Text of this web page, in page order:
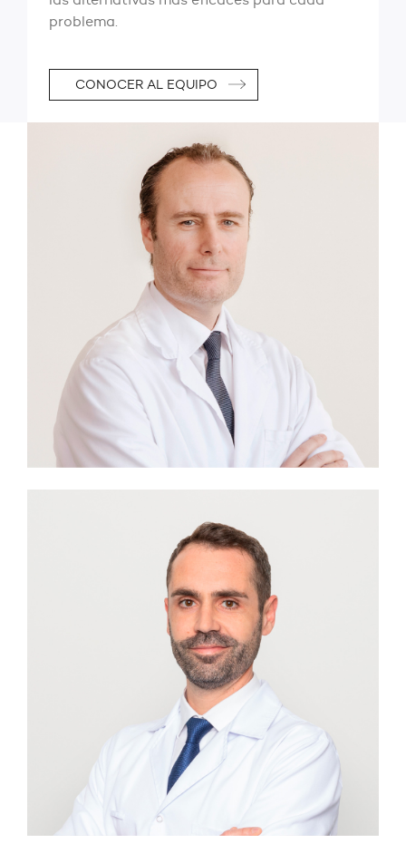
problema.
CONOCER AL EQUIPO